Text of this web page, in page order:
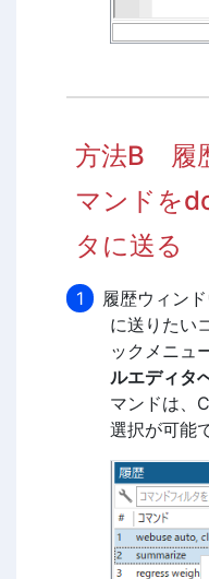
方法B 履
マンドを
タに送る
履歴ウィン
に送りたい
ックメニュ
ルエディタ
マンドは、
選択が可能